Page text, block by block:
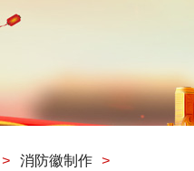
> 消防徽制作 >